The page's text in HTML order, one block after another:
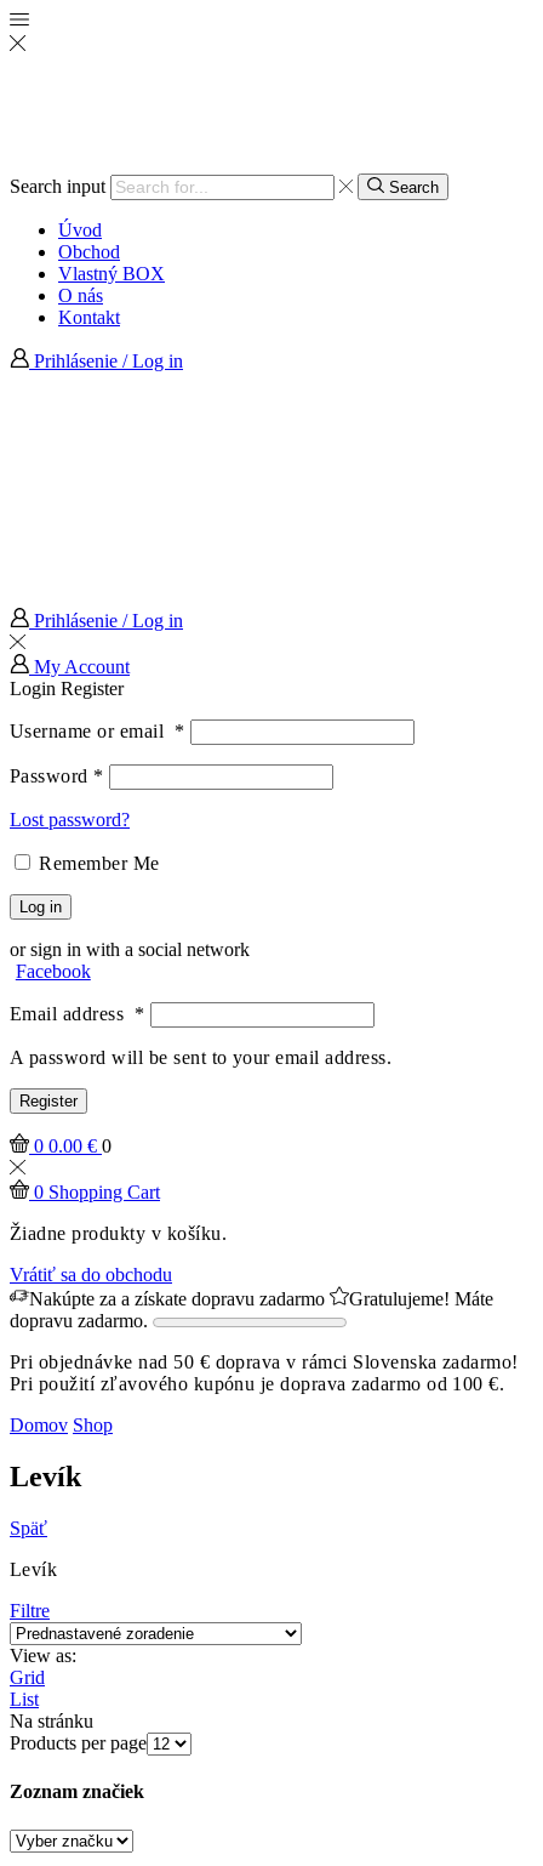
Search input Search
Úvod
Obchod
Vlastný BOX
O nás
Kontakt
Prihlásenie / Log in
Prihlásenie / Log in
My Account
Login Register
Username or email *
Password *
Lost password?
Remember Me
Log in
or sign in with a social network
Facebook
Email address *
A password will be sent to your email address.
Register
0 0.00 € 0
0 Shopping Cart
Žiadne produkty v košíku.
Vrátiť sa do obchodu
Nakúpte za a získate dopravu zadarmo
Gratulujeme! Máte
dopravu zadarmo.
Pri objednávke nad 50 € doprava v rámci Slovenska zadarmo!
Pri použití zľavového kupónu je doprava zadarmo od 100 €.
Domov Shop
Levík
Späť
Levík
Filtre
View as:
Grid
List
Na stránku
Products per page
Zoznam značiek